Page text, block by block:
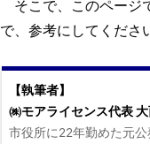
そこで、このページ
で、参考にしてくださ
【執筆者】
㈱モアライセンス代表 大
市役所に22年勤めた元